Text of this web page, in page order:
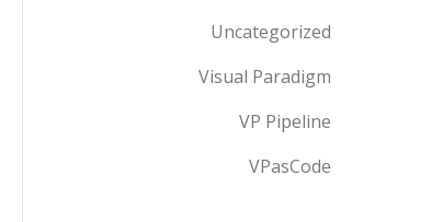
Uncategorized
Visual Paradigm
VP Pipeline
VPasCode